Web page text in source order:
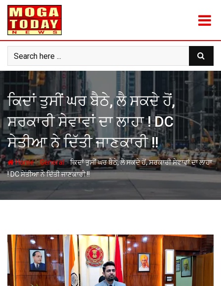
Skip
content
ਕਿਦਾਂ ਤੁਸੀਂ ਘਰ ਬੈਠੇ, ਲੈ ਸਕਦੇ ਹੋਂ,
ਸਰਕਾਰੀ ਸੇਵਾਵਾਂ ਦਾ ਲਾਹਾ ! DC
ਸੇਤੀਆ ਨੇ ਦਿੱਤੀ ਜਾਣਕਾਰੀ !!
Home-General-ਕਿਦਾਂ ਤੁਸੀਂ ਘਰ ਬੈਠੇ, ਲੈ ਸਕਦੇ ਹੋਂ, ਸਰਕਾਰੀ ਸੇਵਾਵਾਂ ਦਾ ਲਾਹਾ
! DC ਸੇਤੀਆ ਨੇ ਦਿੱਤੀ ਜਾਣਕਾਰੀ !!